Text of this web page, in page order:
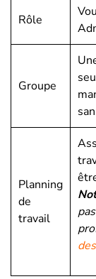
Rôle
Groupe
Planning
de
travail